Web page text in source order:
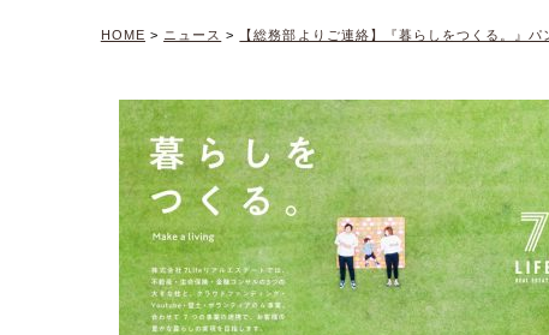
HOME > ニュース > 【総務部よりご連絡】『暮らしをつくる。』